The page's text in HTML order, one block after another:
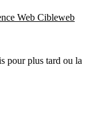
Web Cibleweb
pour plus tard ou la